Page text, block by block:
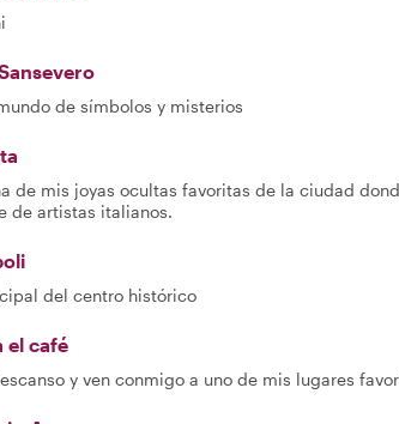
de símbolos y misterios
de mis joyas ocultas favoritas de la ciudad
de artistas italianos.
del centro histórico
el café
y ven conmigo a uno de mis lugares